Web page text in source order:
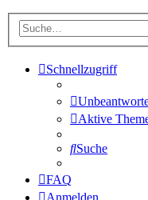
Schnellzugriff
Aktive
Suche
FAQ